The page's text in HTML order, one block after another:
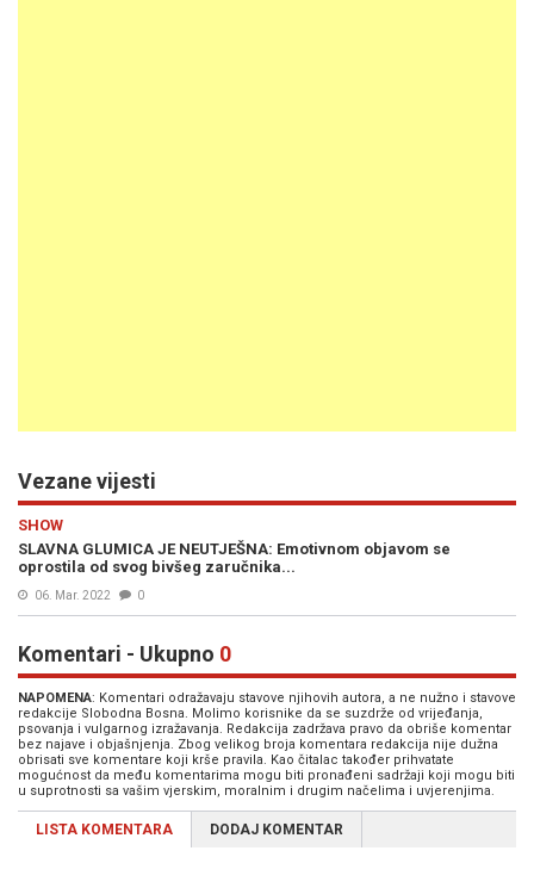
Vezane vijesti
SHOW
SLAVNA GLUMICA JE NEUTJEŠNA: Emotivnom objavom se
oprostila od svog bivšeg zaručnika...
06. Mar. 2022 0
Komentari - Ukupno 0
NAPOMENA: Komentari odražavaju stavove njihovih autora, a ne nužno i stavove
redakcije Slobodna Bosna. Molimo korisnike da se suzdrže od vrijeđanja,
psovanja i vulgarnog izražavanja. Redakcija zadržava pravo da obriše komentar
bez najave i objašnjenja. Zbog velikog broja komentara redakcija nije dužna
obrisati sve komentare koji krše pravila. Kao čitalac također prihvatate
mogućnost da među komentarima mogu biti pronađeni sadržaji koji mogu biti
u suprotnosti sa vašim vjerskim, moralnim i drugim načelima i uvjerenjima.
LISTA KOMENTARA DODAJ KOMENTAR